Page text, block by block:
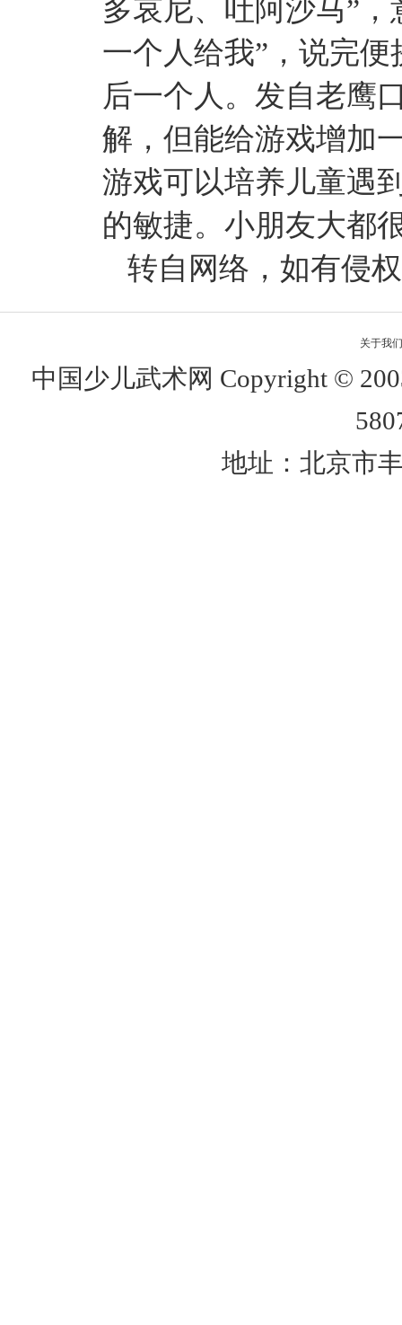
多哀尼、吐阿沙马”
一个人给我”，说完
后一个人。发自老鹰
解，但能给游戏增加
游戏可以培养儿童遇
的敏捷。小朋友大都
转自网络，如有侵
关于我们
中国少儿武术网 Copyright ©
地址：北京市